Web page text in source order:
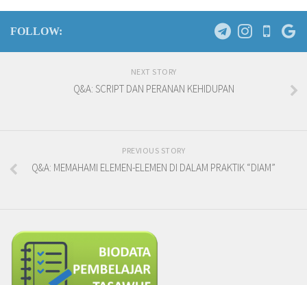
FOLLOW:
NEXT STORY
Q&A: SCRIPT DAN PERANAN KEHIDUPAN
PREVIOUS STORY
Q&A: MEMAHAMI ELEMEN-ELEMEN DI DALAM PRAKTIK “DIAM”